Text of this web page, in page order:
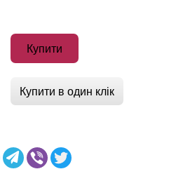
Купити
Купити в один клік